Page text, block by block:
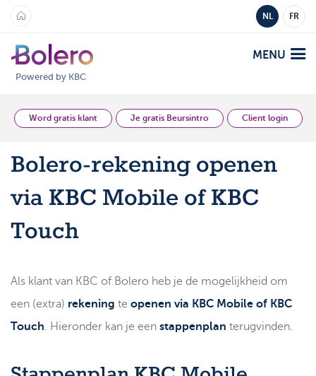
NL FR
Powered by KBC
MENU
Analyse en Inzicht
Platformen
Bolero
Aanbod
Markten
Academy
Platformen
Strategie & Analyse
Tarieven
Support
Word gratis klant Je gratis Beursintro Client login
Bolero-rekening openen
via KBC Mobile of KBC
Touch
Als klant van KBC of Bolero heb je de mogelijkheid om
een (extra) rekening te openen via KBC Mobile of KBC
Touch . Hieronder kan je een stappenplan terugvinden.